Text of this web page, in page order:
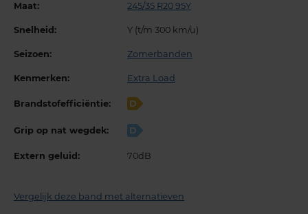
Maat: 245/35 R20 95Y
Snelheid: Y (t/m 300 km/u)
Seizoen: Zomerbanden
Kenmerken: Extra Load
Brandstofefficiëntie: D
Grip op nat wegdek: D
Extern geluid: 70dB
Vergelijk deze band met alternatieven